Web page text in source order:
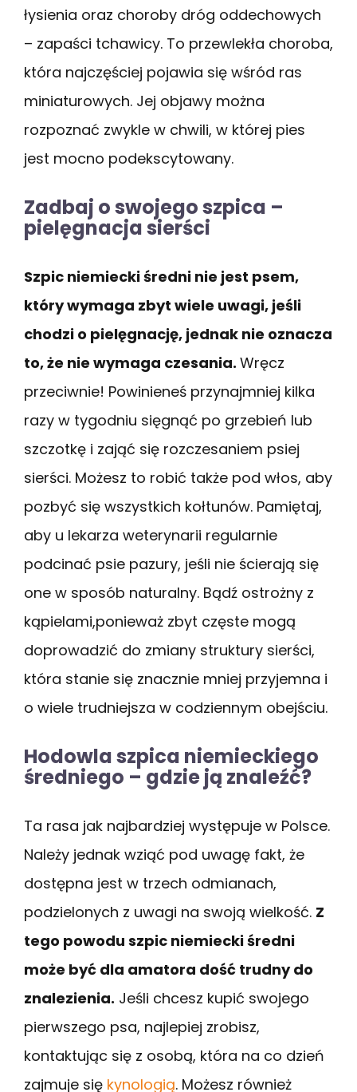
łysienia oraz choroby dróg oddechowych
– zapaści tchawicy. To przewlekła choroba,
która najczęściej pojawia się wśród ras
miniaturowych. Jej objawy można
rozpoznać zwykle w chwili, w której pies
jest mocno podekscytowany.
Zadbaj o swojego szpica –
pielęgnacja sierści
Szpic niemiecki średni nie jest psem,
który wymaga zbyt wiele uwagi, jeśli
chodzi o pielęgnację, jednak nie oznacza
to, że nie wymaga czesania. Wręcz
przeciwnie! Powinieneś przynajmniej kilka
razy w tygodniu sięgnąć po grzebień lub
szczotkę i zająć się rozczesaniem psiej
sierści. Możesz to robić także pod włos, aby
pozbyć się wszystkich kołtunów. Pamiętaj,
aby u lekarza weterynarii regularnie
podcinać psie pazury, jeśli nie ścierają się
one w sposób naturalny. Bądź ostrożny z
kąpielami,ponieważ zbyt częste mogą
doprowadzić do zmiany struktury sierści,
która stanie się znacznie mniej przyjemna i
o wiele trudniejsza w codziennym obejściu.
Hodowla szpica niemieckiego
średniego – gdzie ją znaleźć?
Ta rasa jak najbardziej występuje w Polsce.
Należy jednak wziąć pod uwagę fakt, że
dostępna jest w trzech odmianach,
podzielonych z uwagi na swoją wielkość. Z
tego powodu szpic niemiecki średni
może być dla amatora dość trudny do
znalezienia. Jeśli chcesz kupić swojego
pierwszego psa, najlepiej zrobisz,
kontaktując się z osobą, która na co dzień
zajmuje się kynologią. Możesz również